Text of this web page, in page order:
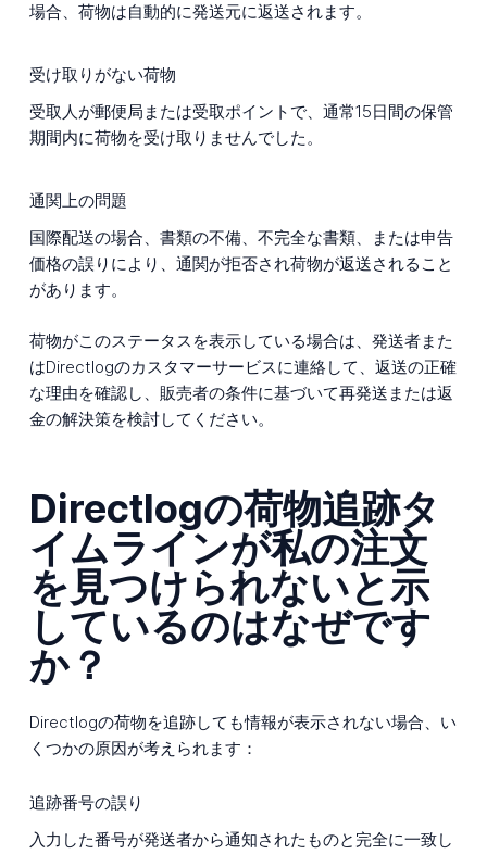
場合、荷物は自動的に発送元に返送されます。
受け取りがない荷物
受取人が郵便局または受取ポイントで、通常15日間の保管
期間内に荷物を受け取りませんでした。
通関上の問題
国際配送の場合、書類の不備、不完全な書類、または申告
価格の誤りにより、通関が拒否され荷物が返送されること
があります。
荷物がこのステータスを表示している場合は、発送者また
はDirectlogのカスタマーサービスに連絡して、返送の正確
な理由を確認し、販売者の条件に基づいて再発送または返
金の解決策を検討してください。
Directlogの荷物追跡タ
イムラインが私の注文
を見つけられないと示
しているのはなぜです
か？
Directlogの荷物を追跡しても情報が表示されない場合、い
くつかの原因が考えられます：
追跡番号の誤り
入力した番号が発送者から通知されたものと完全に一致し